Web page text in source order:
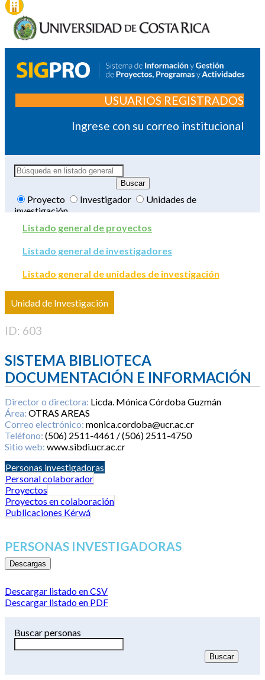
USUARIOS REGISTRADOS
Ingrese con su correo institucional
Proyecto Investigador
Unidades de
investigación
Listado general de proyectos
Listado general de investigadores
Listado general de unidades de investigación
Unidad de Investigación
ID: 603
SISTEMA BIBLIOTECA
DOCUMENTACIÓN E INFORMACIÓN
Director o directora: Licda. Mónica Córdoba Guzmán
Área: OTRAS AREAS
Correo electrónico: monica.cordoba@ucr.ac.cr
Teléfono: (506) 2511-4461 / (506) 2511-4750
Sitio web: www.sibdi.ucr.ac.cr
Personas investigadoras
Personal colaborador
Proyectos
Proyectos en colaboración
Publicaciones Kérwá
PERSONAS INVESTIGADORAS
Descargas
Descargar listado en CSV
Descargar listado en PDF
Buscar personas